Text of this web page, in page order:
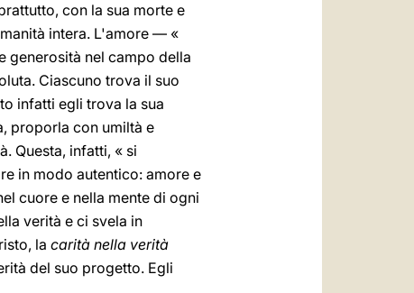
con la sua morte e
intera. L'amore — «
generosità nel campo della
Ciascuno trova il suo
infatti egli trova la sua
proporla con umiltà e
Questa, infatti, « si
in modo autentico: amore e
cuore e nella mente di ogni
verità e ci svela in
la carità nella verità
del suo progetto. Egli